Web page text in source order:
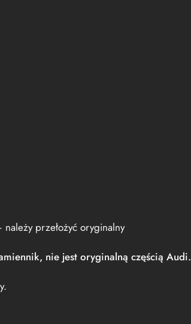
należy przełożyć oryginalny
nie jest oryginalną częścią Audi.